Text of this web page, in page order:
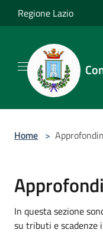
Salta al contenuto
Regione Lazio
Home >
In questa sezione
su tributi e scadenze